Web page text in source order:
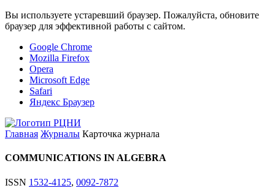
Вы используете устаревший браузер. Пожалуйста, обновите
браузер для эффективной работы с сайтом.
Google Chrome
Mozilla Firefox
Opera
Microsoft Edge
Safari
Яндекс Браузер
Главная Журналы Карточка журнала
COMMUNICATIONS IN ALGEBRA
ISSN 1532-4125, 0092-7872